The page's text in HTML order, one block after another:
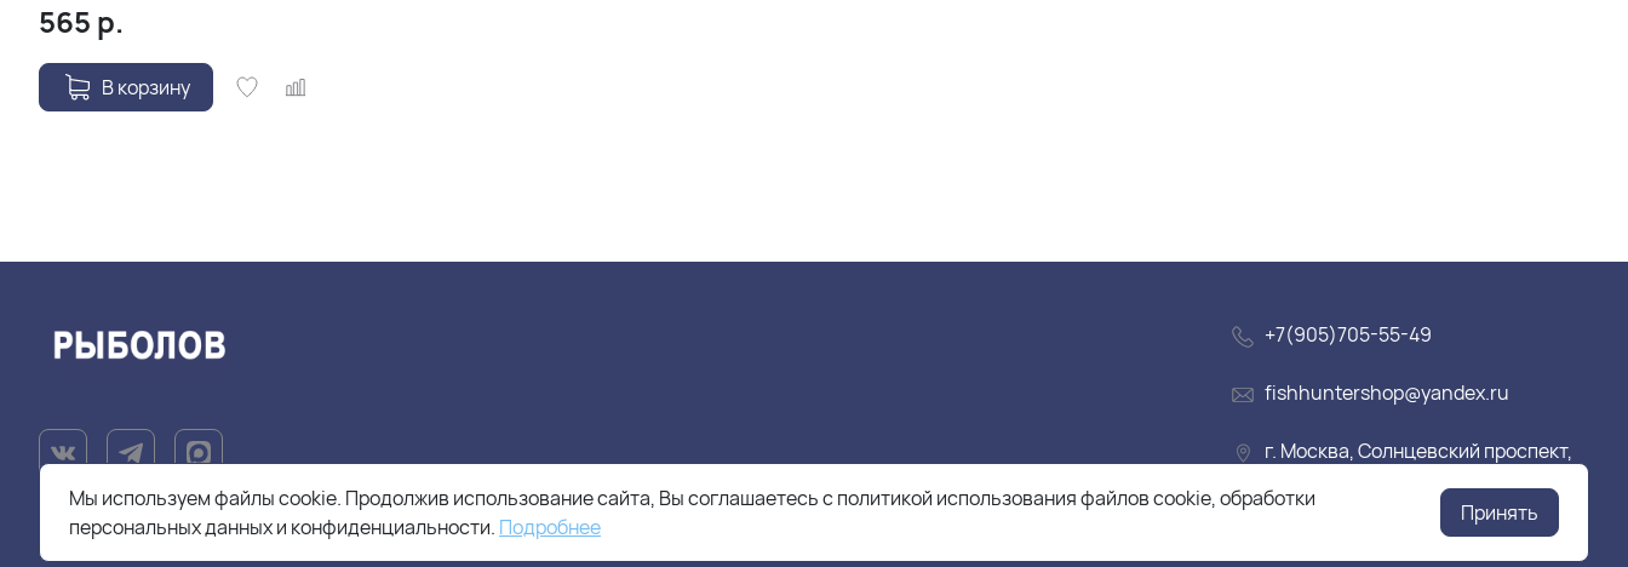
565 р.
В корзину
+7(905)705-55-49
fishhuntershop@yandex.ru
г. Москва, Солнцевский проспект,
Мы используем файлы cookie. Продолжив использование сайта, Вы соглашаетесь с политикой использования файлов cookie, обработки
персональных данных и конфиденциальности. Подробнее
Принять